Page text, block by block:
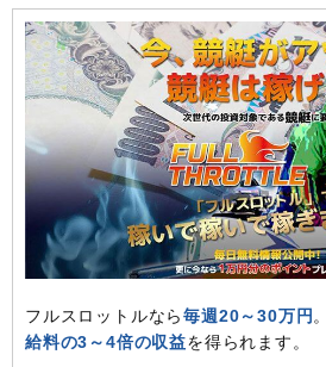
フルスロットルなら毎週20～30万円 。
給料の3～4倍の収益を得られます。